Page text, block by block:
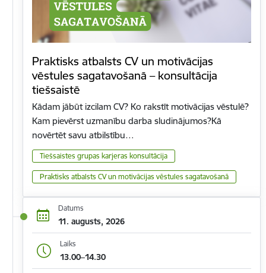
Praktisks atbalsts CV un motivācijas
vēstules sagatavošanā – konsultācija
tiešsaistē
Kādam jābūt izcilam CV? Ko rakstīt motivācijas vēstulē?
Kam pievērst uzmanību darba sludinājumos?Kā
novērtēt savu atbilstību…
Tiešsaistes grupas karjeras konsultācija
Praktisks atbalsts CV un motivācijas vēstules sagatavošanā
Datums
11. augusts, 2026
Laiks
13.00–14.30